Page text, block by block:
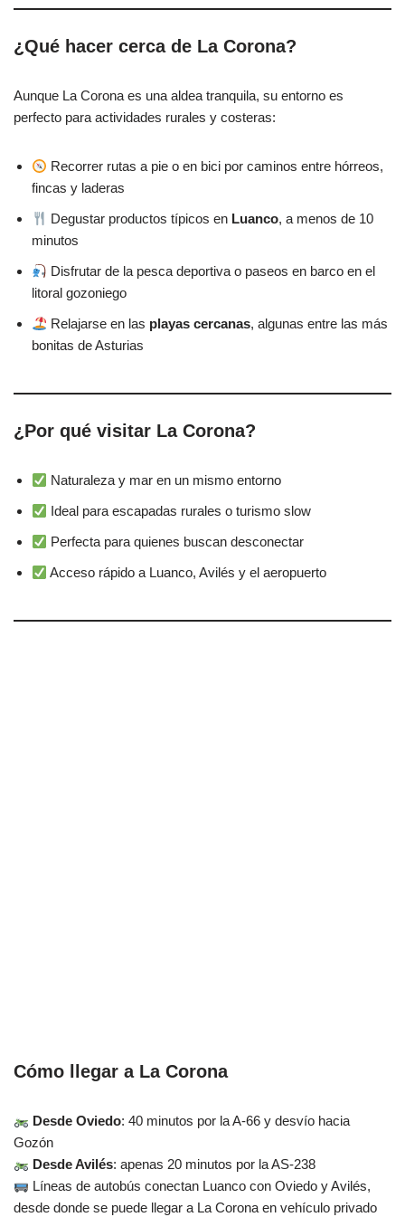
¿Qué hacer cerca de La Corona?
Aunque La Corona es una aldea tranquila, su entorno es
perfecto para actividades rurales y costeras:
Recorrer rutas a pie o en bici por caminos entre hórreos,
fincas y laderas
Degustar productos típicos en Luanco, a menos de 10
minutos
Disfrutar de la pesca deportiva o paseos en barco en el
litoral gozoniego
Relajarse en las playas cercanas, algunas entre las más
bonitas de Asturias
¿Por qué visitar La Corona?
Naturaleza y mar en un mismo entorno
Ideal para escapadas rurales o turismo slow
Perfecta para quienes buscan desconectar
Acceso rápido a Luanco, Avilés y el aeropuerto
Cómo llegar a La Corona
Desde Oviedo: 40 minutos por la A-66 y desvío hacia
Gozón
Desde Avilés: apenas 20 minutos por la AS-238
Líneas de autobús conectan Luanco con Oviedo y Avilés,
desde donde se puede llegar a La Corona en vehículo privado